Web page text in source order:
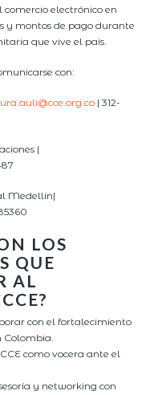
comercio electrónico en
y montos de pago durante
que vive el país.
con:
| 312-
|
Medellín|
LOS
QUE
AL
con el fortalecimiento
Colombia.
como vocera ante el
y networking con